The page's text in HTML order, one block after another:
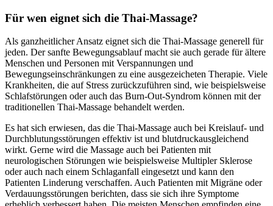
Für wen eignet sich die Thai-Massage?
Als ganzheitlicher Ansatz eignet sich die Thai-Massage generell für
jeden. Der sanfte Bewegungsablauf macht sie auch gerade für ältere
Menschen und Personen mit Verspannungen und
Bewegungseinschränkungen zu eine ausgezeicheten Therapie. Viele
Krankheiten, die auf Stress zurückzuführen sind, wie beispielsweise
Schlafstörungen oder auch das Burn-Out-Syndrom können mit der
traditionellen Thai-Massage behandelt werden.
Es hat sich erwiesen, das die Thai-Massage auch bei Kreislauf- und
Durchblutungsstörungen effektiv ist und blutdruckausgleichend
wirkt. Gerne wird die Massage auch bei Patienten mit
neurologischen Störungen wie beispielsweise Multipler Sklerose
oder auch nach einem Schlaganfall eingesetzt und kann den
Patienten Linderung verschaffen. Auch Patienten mit Migräne oder
Verdauungsstörungen berichten, dass sie sich ihre Symptome